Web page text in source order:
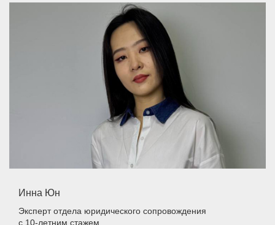
Инна Юн
Эксперт отдела юридического сопровождения
с 10-летним стажем